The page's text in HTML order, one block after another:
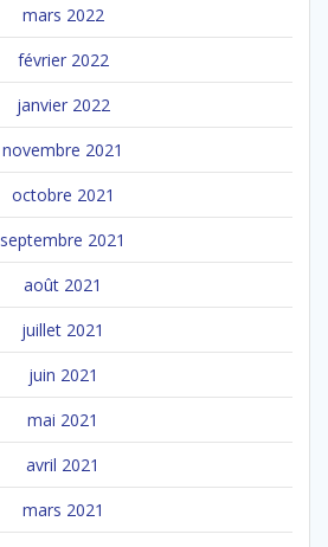
mars 2022
février 2022
janvier 2022
novembre 2021
octobre 2021
septembre 2021
août 2021
juillet 2021
juin 2021
mai 2021
avril 2021
mars 2021